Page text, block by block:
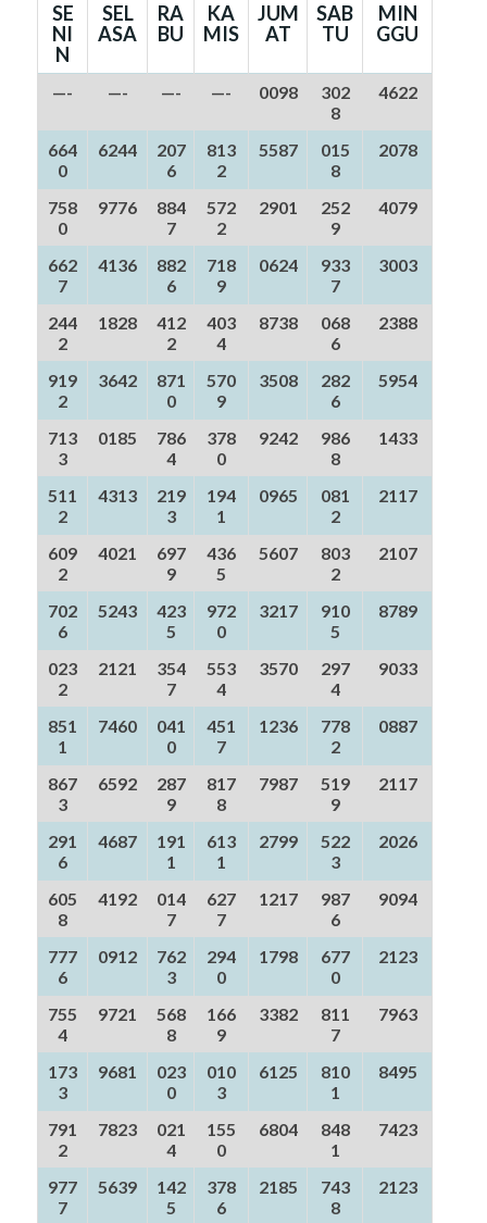
SE
NI
N
SEL
ASA
RA
BU
KA
MIS
JUM
AT
SAB
TU
MIN
GGU
—- —- —- —- 0098
302
8
4622
664
0
6244
207
6
813
2
5587
015
8
2078
758
0
9776
884
7
572
2
2901
252
9
4079
662
7
4136
882
6
718
9
0624
933
7
3003
244
2
1828
412
2
403
4
8738
068
6
2388
919
2
3642
871
0
570
9
3508
282
6
5954
713
3
0185
786
4
378
0
9242
986
8
1433
511
2
4313
219
3
194
1
0965
081
2
2117
609
2
4021
697
9
436
5
5607
803
2
2107
702
6
5243
423
5
972
0
3217
910
5
8789
023
2
2121
354
7
553
4
3570
297
4
9033
851
1
7460
041
0
451
7
1236
778
2
0887
867
3
6592
287
9
817
8
7987
519
9
2117
291
6
4687
191
1
613
1
2799
522
3
2026
605
8
4192
014
7
627
7
1217
987
6
9094
777
6
0912
762
3
294
0
1798
677
0
2123
755
4
9721
568
8
166
9
3382
811
7
7963
173
3
9681
023
0
010
3
6125
810
1
8495
791
2
7823
021
4
155
0
6804
848
1
7423
977
7
5639
142
5
378
6
2185
743
8
2123